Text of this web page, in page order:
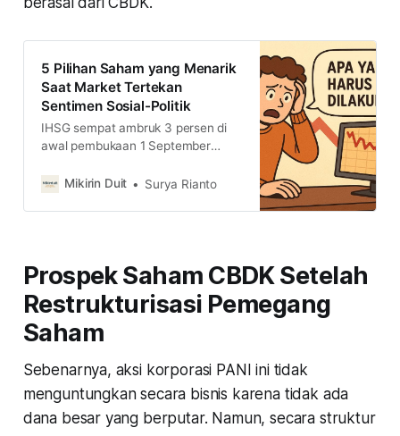
5 Pilihan Saham yang Menarik
Saat Market Tertekan
Sentimen Sosial-Politik
IHSG sempat ambruk 3 persen di
awal pembukaan 1 September
pasar saham yang cukup signifikan
Mikirin Duit Surya Rianto
Prospek Saham CBDK Setelah
Restrukturisasi Pemegang
Saham
Sebenarnya, aksi korporasi PANI ini tidak
menguntungkan secara bisnis karena tidak ada
dana besar yang berputar. Namun, secara struktur